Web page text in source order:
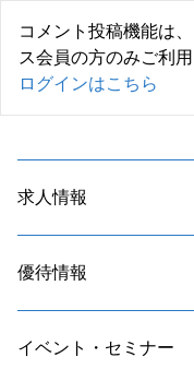
コメント投稿機能は
ス会員の方のみご利用
ログインはこちら
求人情報
優待情報
イベント・セミナー